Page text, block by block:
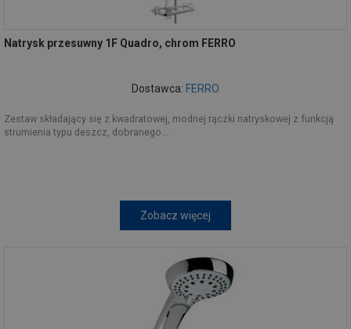
Natrysk przesuwny 1F Quadro, chrom FERRO
Dostawca: FERRO
Zestaw składający się z kwadratowej, modnej rączki natryskowej z funkcją
strumienia typu deszcz, dobranego...
Zobacz więcej